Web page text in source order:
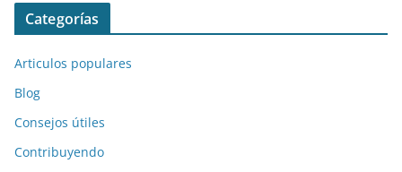
Categorías
Articulos populares
Blog
Consejos útiles
Contribuyendo